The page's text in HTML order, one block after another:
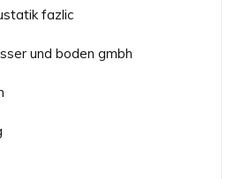
fazlic
und boden gmbh